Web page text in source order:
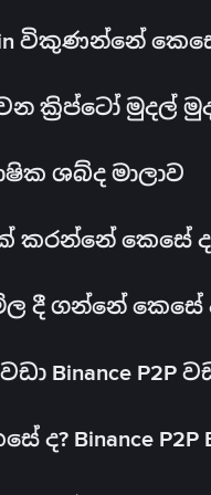
විකුණන්නේ
ක්‍රිප්ටෝ මුදල්
ශබ්ද මාලාව
කරන්නේ කෙසේ
මිල දී ගන්නේ කෙසේ
Binance P2P
Binance P2P